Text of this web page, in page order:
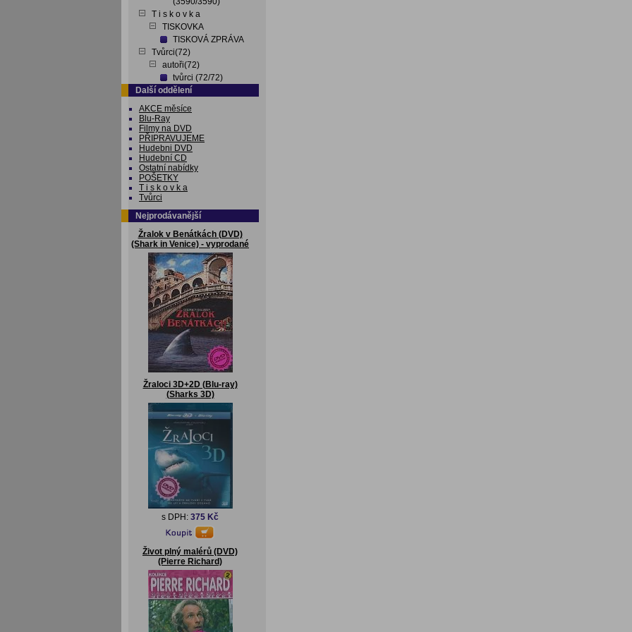
T i s k o v k a
TISKOVKA
TISKOVÁ ZPRÁVA
Tvůrci(72)
autoři(72)
tvůrci (72/72)
Další oddělení
AKCE měsíce
Blu-Ray
Filmy na DVD
PŘIPRAVUJEME
Hudebni DVD
Hudební CD
Ostatní nabídky
POŠETKY
T i s k o v k a
Tvůrci
Nejprodávanější
Žralok v Benátkách (DVD)
(Shark in Venice) - vyprodané
Žraloci 3D+2D (Blu-ray)
(Sharks 3D)
s DPH: 375 Kč
Život plný malérů (DVD)
(Pierre Richard)